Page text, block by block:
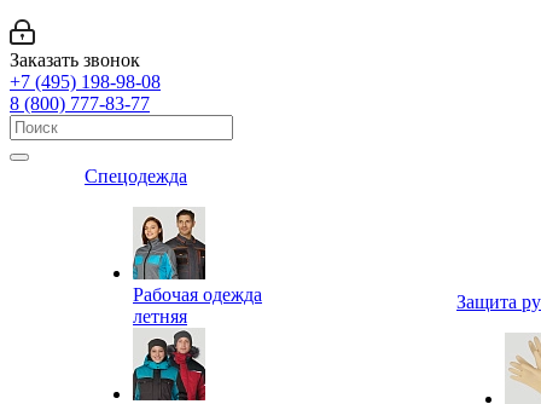
Заказать звонок
+7 (495) 198-98-08
8 (800) 777-83-77
Спецодежда
Рабочая одежда
летняя
Защита